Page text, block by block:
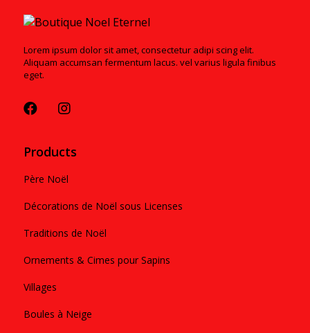
Lorem ipsum dolor sit amet, consectetur adipi scing elit.
Aliquam accumsan fermentum lacus. vel varius ligula finibus
eget.
Products
Père Noël
Décorations de Noël sous Licenses
Traditions de Noël
Ornements & Cimes pour Sapins
Villages
Boules à Neige